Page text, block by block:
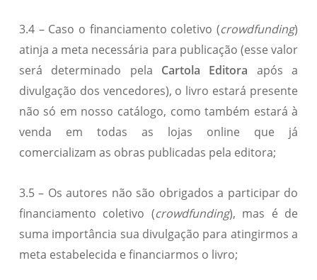
3.4 – Caso o financiamento coletivo (crowdfunding)
atinja a meta necessária para publicação (esse valor
será determinado pela Cartola Editora após a
divulgação dos vencedores), o livro estará presente
não só em nosso catálogo, como também estará à
venda em todas as lojas online que já
comercializam as obras publicadas pela editora;
3.5 – Os autores não são obrigados a participar do
financiamento coletivo (crowdfunding), mas é de
suma importância sua divulgação para atingirmos a
meta estabelecida e financiarmos o livro;